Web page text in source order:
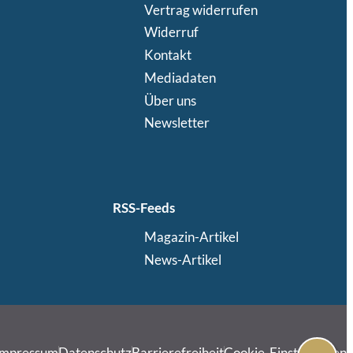
Vertrag widerrufen
Widerruf
Kontakt
Mediadaten
Über uns
Newsletter
RSS-Feeds
Magazin-Artikel
News-Artikel